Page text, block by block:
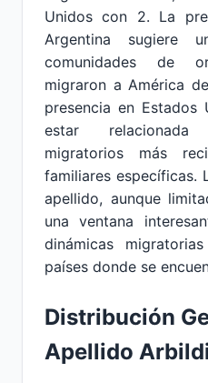
Unidos con 2. La
Argentina sugiere
comunidades de
migraron a América
presencia en Estados
estar
migratorios más
familiares específicas.
apellido, aunque
una ventana
dinámicas
países donde se
Distribución
Apellido